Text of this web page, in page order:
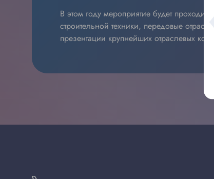
В этом году мероприятие будет
строительной техники, передовые
презентации крупнейших отраслевых